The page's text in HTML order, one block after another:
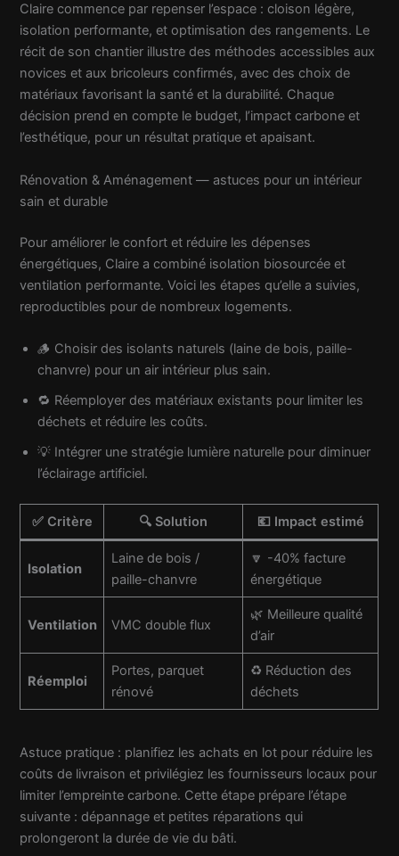
Claire commence par repenser l’espace : cloison légère,
isolation performante, et optimisation des rangements. Le
récit de son chantier illustre des méthodes accessibles aux
novices et aux bricoleurs confirmés, avec des choix de
matériaux favorisant la santé et la durabilité. Chaque
décision prend en compte le budget, l’impact carbone et
l’esthétique, pour un résultat pratique et apaisant.
Rénovation & Aménagement — astuces pour un intérieur
sain et durable
Pour améliorer le confort et réduire les dépenses
énergétiques, Claire a combiné isolation biosourcée et
ventilation performante. Voici les étapes qu’elle a suivies,
reproductibles pour de nombreux logements.
🪵 Choisir des isolants naturels (laine de bois, paille-
chanvre) pour un air intérieur plus sain.
🔁 Réemployer des matériaux existants pour limiter les
déchets et réduire les coûts.
💡 Intégrer une stratégie lumière naturelle pour diminuer
l’éclairage artificiel.
✅ Critère 🔍 Solution 💶 Impact estimé
Isolation
Laine de bois /
paille-chanvre
🔽 -40% facture
énergétique
Ventilation VMC double flux
🌿 Meilleure qualité
d’air
Réemploi
Portes, parquet
rénové
♻️ Réduction des
déchets
Astuce pratique : planifiez les achats en lot pour réduire les
coûts de livraison et privilégiez les fournisseurs locaux pour
limiter l’empreinte carbone. Cette étape prépare l’étape
suivante : dépannage et petites réparations qui
prolongeront la durée de vie du bâti.